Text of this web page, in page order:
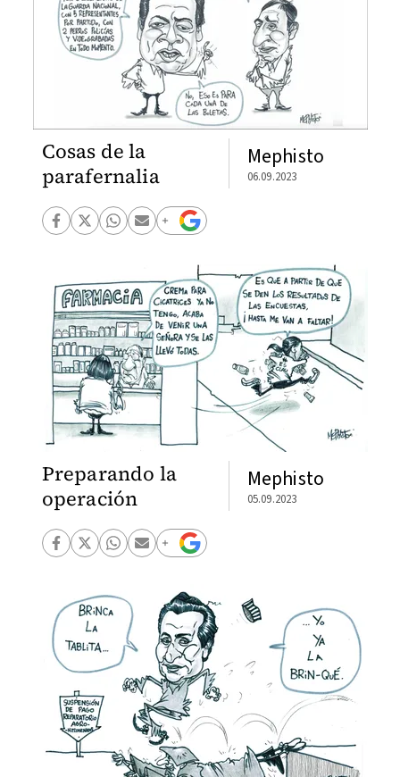
Cosas de la
parafernalia
Mephisto
06.09.2023
Preparando la
operación
Mephisto
05.09.2023